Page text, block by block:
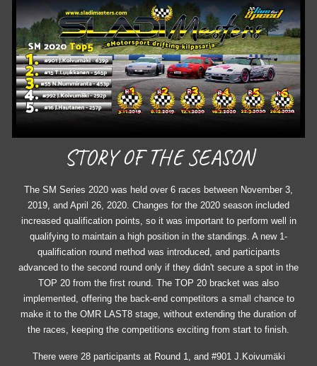
STORYOFTHE SEASON
The SM Series 2020 was held over 6 races between November 3,
2019, and April 26, 2020. Changes for the 2020 season included
increased qualification points, so it was important to perform well in
qualifying to maintain a high position in the standings. A new 1-
qualification round method was introduced, and participants
advanced to the second round only if they didn't secure a spot in the
TOP 20 from the first round. The TOP 20 bracket was also
implemented, offering the back-end competitors a small chance to
make it to the OMR LAST8 stage, without extending the duration of
the races, keeping the competitions exciting from start to finish.
There were 28 participants at Round 1, and #901 J.Koivumäki